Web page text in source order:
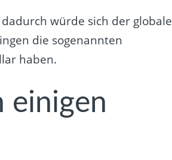
würde sich der globale
die sogenannten
haben.
einigen